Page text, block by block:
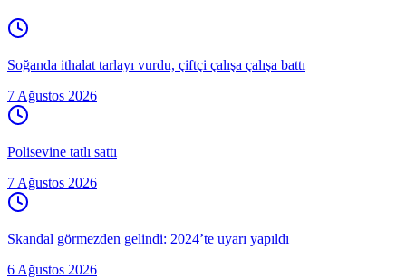
Soğanda ithalat tarlayı vurdu, çiftçi çalışa çalışa battı
7 Ağustos 2026
Polisevine tatlı sattı
7 Ağustos 2026
Skandal görmezden gelindi: 2024’te uyarı yapıldı
6 Ağustos 2026